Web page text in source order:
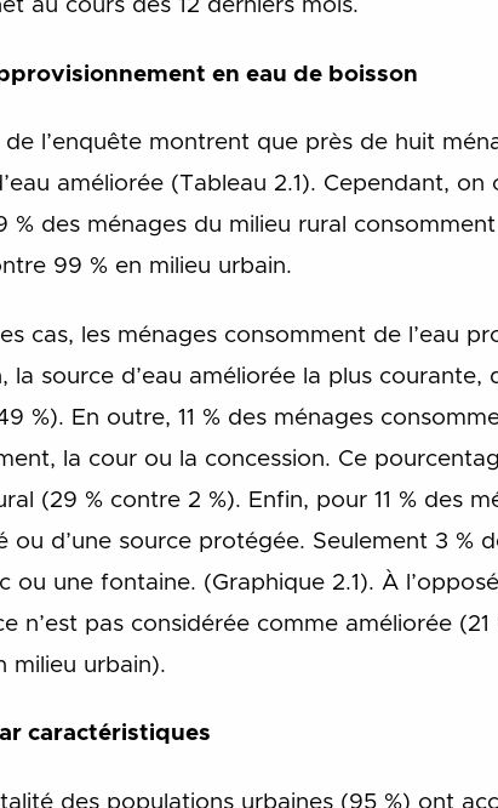
au cours des 12 derniers mois.
en eau de boisson
de l’enquête montrent que près de huit
améliorée (Tableau 2.1). Cependant,
% des ménages du milieu rural
99 % en milieu urbain.
cas, les ménages consomment de l’eau
la source d’eau améliorée la plus
%). En outre, 11 % des ménages
la cour ou la concession. Ce
(29 % contre 2 %). Enfin, pour 11 % des
ou d’une source protégée. Seulement 3 %
ou une fontaine. (Graphique 2.1). À
n’est pas considérée comme améliorée
milieu urbain).
caractéristiques
des populations urbaines (95 %) ont